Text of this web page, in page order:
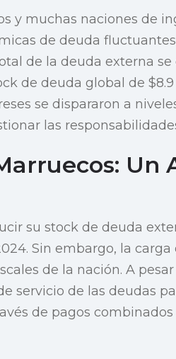
y muchas naciones de
de deuda
de la deuda externa se
de deuda global de $8.9
se dispararon a
las
Un
su stock de deuda
Sin embargo, la carga
de la nación. A
servicio de las deudas
de pagos